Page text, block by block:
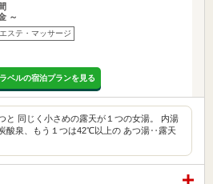
～
エステ・マッサージ
ベルの宿泊プランを見る
と 同じく小さめの露天が１つの女湯。 内湯
酸泉、もう１つは42℃以上の あつ湯‥露天